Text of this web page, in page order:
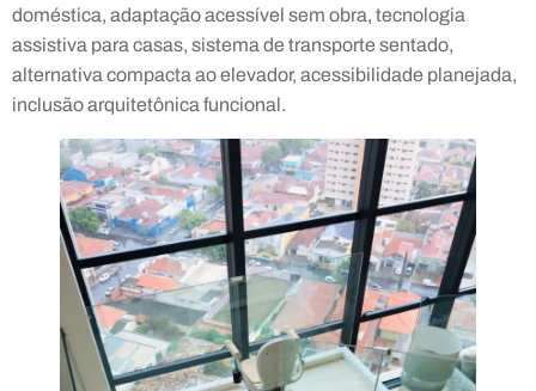
doméstica, adaptação acessível sem obra, tecnologia
assistiva para casas, sistema de transporte sentado,
alternativa compacta ao elevador, acessibilidade planejada,
inclusão arquitetônica funcional.